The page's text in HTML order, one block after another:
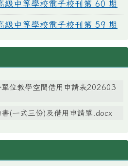
級中等學校電子校刊第 60 期
級中等學校電子校刊第 59 期
單位教學空間借用申請表202603
書(一式三份)及借用申請單.docx